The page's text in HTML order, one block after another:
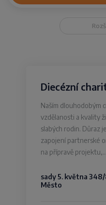
Diecézní
Naším dlouhodobým
vzdělanosti a kvality
slabých rodin. Důraz
zapojení partnerské
na přípravě projektu,…
sady 5. května
Město